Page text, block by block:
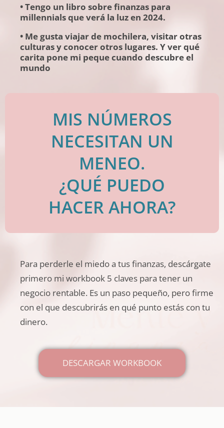
• Tengo un libro sobre finanzas para
millennials que verá la luz en 2024.
• Me gusta viajar de mochilera, visitar otras
culturas y conocer otros lugares. Y ver qué
carita pone mi peque cuando descubre el
mundo
MIS NÚMEROS
NECESITAN UN
MENEO.
¿QUÉ PUEDO
HACER AHORA?
Para perderle el miedo a tus finanzas, descárgate
primero mi workbook 5 claves para tener un
negocio rentable. Es un paso pequeño, pero firme
con el que descubrirás en qué punto estás con tu
dinero.
DESCARGAR WORKBOOK